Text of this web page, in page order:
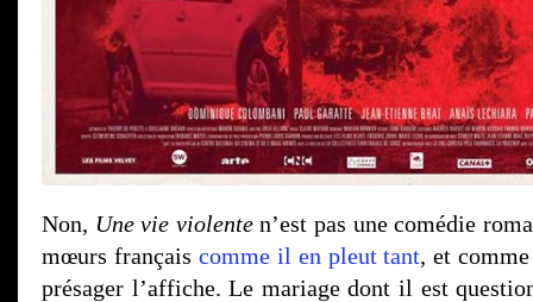
Non, Une vie violenten’est pas une comédie
mœurs français comme il en pleut tant, et
présager l’affiche. Le mariage dont il est